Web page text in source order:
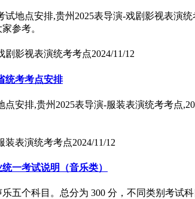
试地点安排,贵州2025表导演-戏剧影视表演
参考。
剧影视表演统考考点2024/11/12
统考考点安排
点安排,贵州2025表导演-服装表演统考考点
装表演统考考点2024/11/12
一考试说明（音乐类）
五个科目。总分为 300 分，不同类别考试科